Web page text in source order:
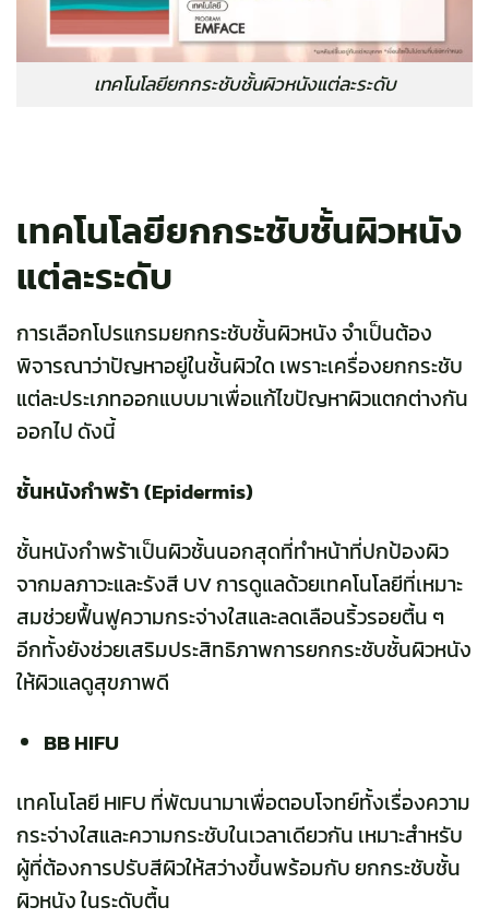
เทคโนโลยียกกระชับชั้นผิวหนังแต่ละระดับ
เทคโนโลยียกกระชับชั้นผิวหนัง
แต่ละระดับ
การเลือกโปรแกรมยกกระชับชั้นผิวหนัง จำเป็นต้อง
พิจารณาว่าปัญหาอยู่ในชั้นผิวใด เพราะเครื่องยกกระชับ
แต่ละประเภทออกแบบมาเพื่อแก้ไขปัญหาผิวแตกต่างกัน
ออกไป ดังนี้
ชั้นหนังกำพร้า (Epidermis)
ชั้นหนังกำพร้าเป็นผิวชั้นนอกสุดที่ทำหน้าที่ปกป้องผิว
จากมลภาวะและรังสี UV การดูแลด้วยเทคโนโลยีที่เหมาะ
สมช่วยฟื้นฟูความกระจ่างใสและลดเลือนริ้วรอยตื้น ๆ
อีกทั้งยังช่วยเสริมประสิทธิภาพการยกกระชับชั้นผิวหนัง
ให้ผิวแลดูสุขภาพดี
BB HIFU
เทคโนโลยี HIFU ที่พัฒนามาเพื่อตอบโจทย์ทั้งเรื่องความ
กระจ่างใสและความกระชับในเวลาเดียวกัน เหมาะสำหรับ
ผู้ที่ต้องการปรับสีผิวให้สว่างขึ้นพร้อมกับ ยกกระชับชั้น
ผิวหนัง ในระดับตื้น